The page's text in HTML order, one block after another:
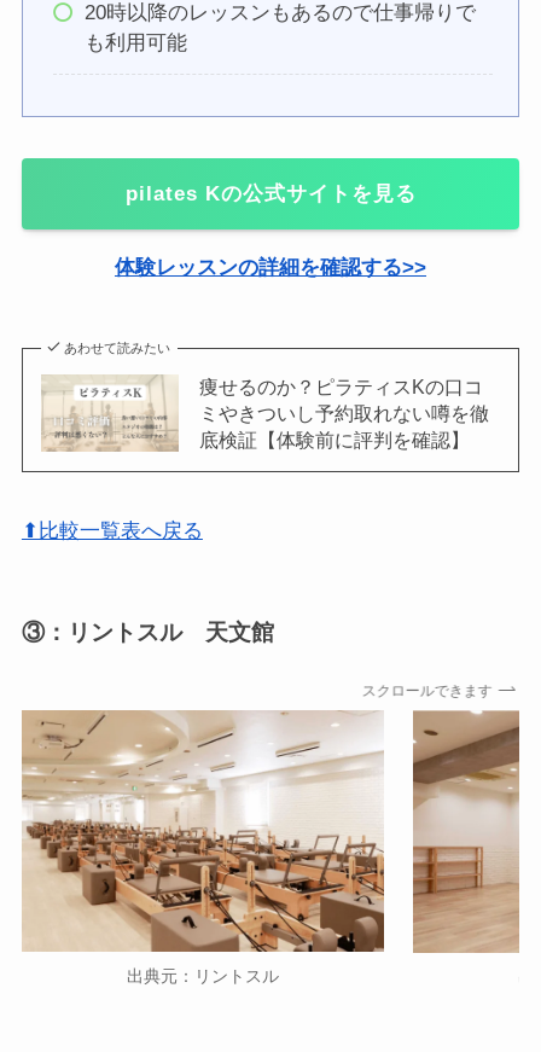
20時以降のレッスンもあるので仕事帰りで
も利用可能
pilates Kの公式サイトを見る
体験レッスンの詳細を確認する>>
あわせて読みたい
痩せるのか？ピラティスKの口コ
ミやきついし予約取れない噂を徹
底検証【体験前に評判を確認】
⬆比較一覧表へ戻る
③：リントスル 天文館
スクロールできます
出典元：リントスル